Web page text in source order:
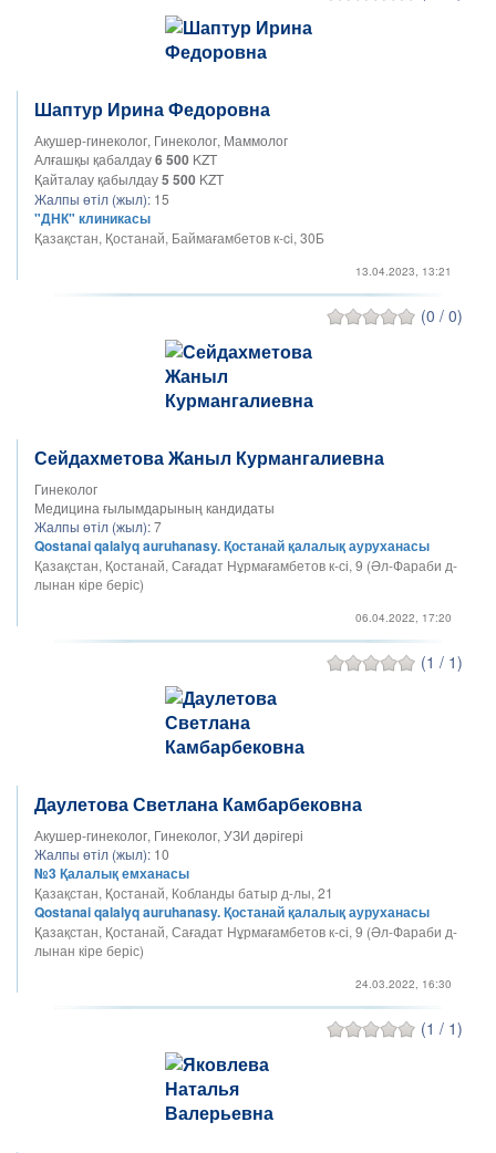
Шаптур Ирина Федоровна
Акушер-гинеколог, Гинеколог, Маммолог
Алғашқы қабалдау6 500 KZT
Қайталау қабылдау5 500 KZT
Жалпы өтіл (жыл): 15
"ДНК" клиникасы
Қазақстан, Қостанай, Баймағамбетов к-ci, 30Б
13.04.2023, 13:21
(0 / 0)
Сейдахметова Жаныл Курмангалиевна
Гинеколог
Медицина ғылымдарының кандидаты
Жалпы өтіл (жыл):7
Qostanai qalalyq auruhanasy. Қостанай қалалық ауруханасы
Қазақстан, Қостанай, Сағадат Нұрмағамбетов к-сі, 9 (Әл-Фараби д-
лынан кіре беріс)
06.04.2022, 17:20
(1 / 1)
Даулетова Светлана Камбарбековна
Акушер-гинеколог, Гинеколог, УЗИ дәрігері
Жалпы өтіл (жыл): 10
№3 Қалалық емханасы
Қазақстан, Қостанай, Кобланды батыр д-лы, 21
Qostanai qalalyq auruhanasy. Қостанай қалалық ауруханасы
Қазақстан, Қостанай, Сағадат Нұрмағамбетов к-сі, 9 (Әл-Фараби д-
лынан кіре беріс)
24.03.2022, 16:30
(1 / 1)